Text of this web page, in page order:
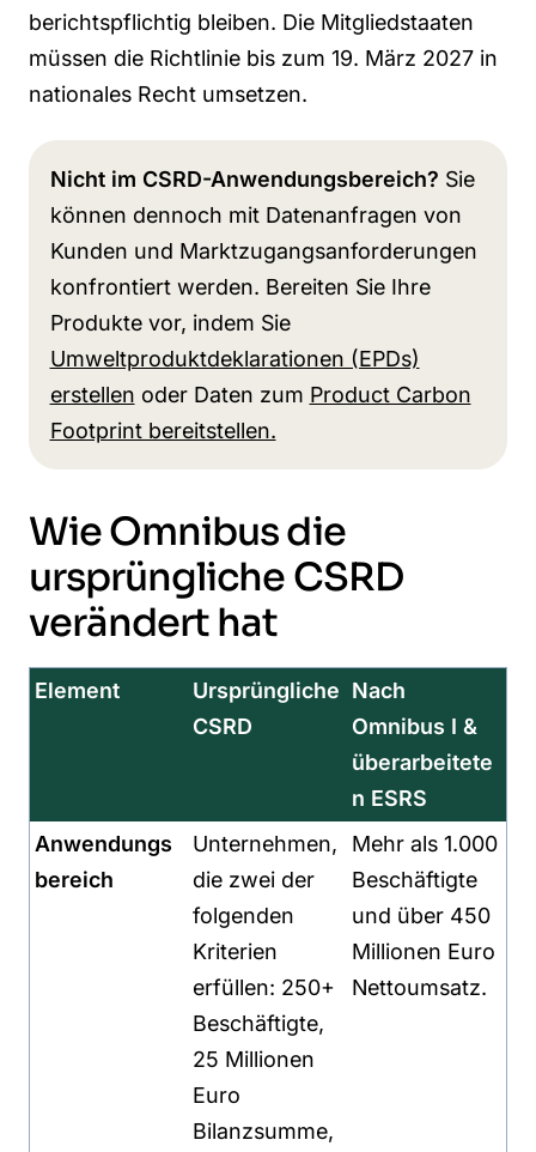
berichtspflichtig bleiben. Die Mitgliedstaaten
müssen die Richtlinie bis zum 19. März 2027 in
nationales Recht umsetzen.
Nicht im CSRD-Anwendungsbereich? Sie
können dennoch mit Datenanfragen von
Kunden und Marktzugangsanforderungen
konfrontiert werden. Bereiten Sie Ihre
Produkte vor, indem Sie
Umweltproduktdeklarationen (EPDs)
erstellen oder Daten zum Product Carbon
Footprint bereitstellen.
Wie Omnibus die
ursprüngliche CSRD
verändert hat
Element
Ursprüngliche
CSRD
Nach
Omnibus I &
überarbeitete
n ESRS
Anwendungs
bereich
Unternehmen,
die zwei der
folgenden
Kriterien
erfüllen: 250+
Beschäftigte,
25 Millionen
Euro
Bilanzsumme,
Mehr als 1.000
Beschäftigte
und über 450
Millionen Euro
Nettoumsatz.